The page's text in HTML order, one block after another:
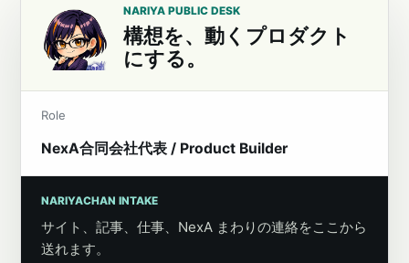
NARIYA PUBLIC DESK
構想を、動くプロダクト
にする。
Role
NexA合同会社代表 / Product Builder
NARIYACHAN INTAKE
サイト、記事、仕事、NexA まわりの連絡をここから
送れます。